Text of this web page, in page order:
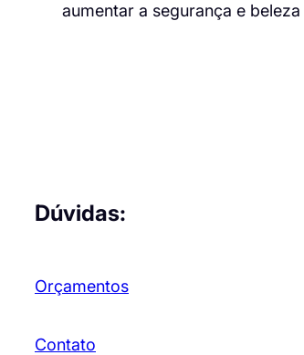
aumentar a segurança e
Dúvidas:
Orçamentos
Contato